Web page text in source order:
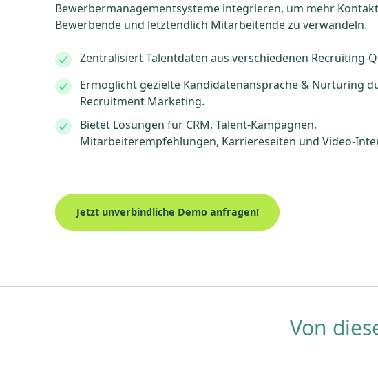
Bewerbermanagementsysteme integrieren, um mehr
Bewerbende und letztendlich Mitarbeitende zu verwandeln.
Zentralisiert Talentdaten aus verschiedenen Recruiting-
Ermöglicht gezielte Kandidatenansprache & Nurturing
Recruitment Marketing.
Bietet Lösungen für CRM, Talent-Kampagnen,
Mitarbeiterempfehlungen, Karriereseiten und Video-
Jetzt unverbindliche Demo anfragen!
Von